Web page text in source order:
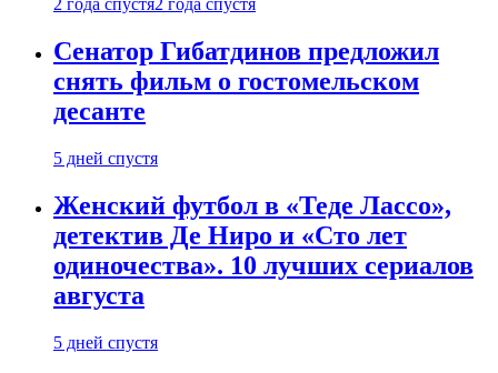
2 года спустя2 года спустя
Сенатор Гибатдинов предложил
снять фильм о гостомельском
десанте
5 дней спустя
Женский футбол в «Теде Лассо»,
детектив Де Ниро и «Сто лет
одиночества». 10 лучших сериалов
августа
5 дней спустя